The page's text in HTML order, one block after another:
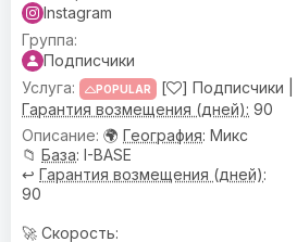
Instagram
Подписчики
POPULAR [ ] Подписчики |
Гарантия возмещения (дней): 90
🌍 География: Микс
📁 База: I-BASE
↩️ Гарантия возмещения (дней):
90
🚀 Скорость: